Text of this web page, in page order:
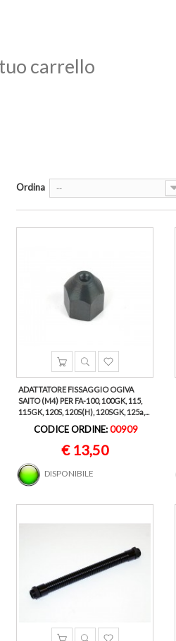
carrello
Ordina --
ADATTATORE FISSAGGIO OGIVA
SAITO (M4) PER FA-100, 100GK, 115,
115GK, 120S, 120S(H), 120SGK, 125a,...
CODICE ORDINE:00909
€ 13,50
DISPONIBILE